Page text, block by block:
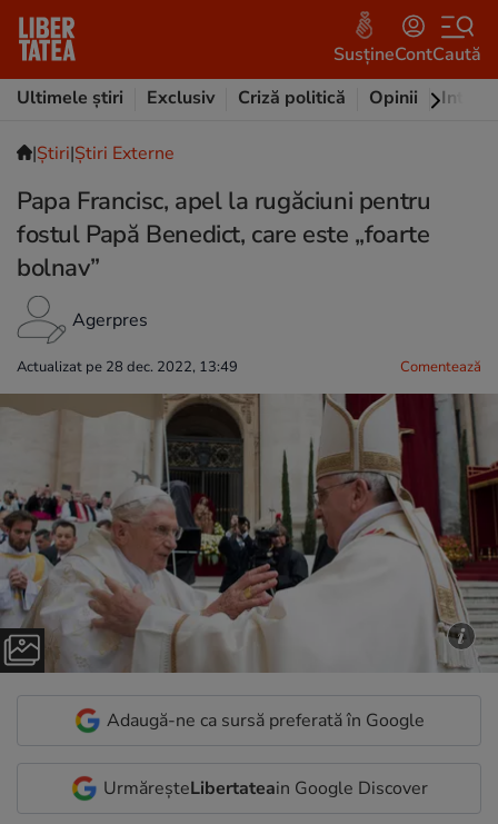
SusțineContCaută
Ultimele știri
Exclusiv Criză politică Opinii
|Ştiri|Știri Externe
Papa Francisc, apel la rugăciuni pentru
fostul Papă Benedict, care este „foarte
bolnav”
Agerpres
Actualizat pe 28 dec. 2022, 13:49 Comentează
Adaugă-ne ca sursă preferată în Google
UrmăreșteLibertateain Google Discover